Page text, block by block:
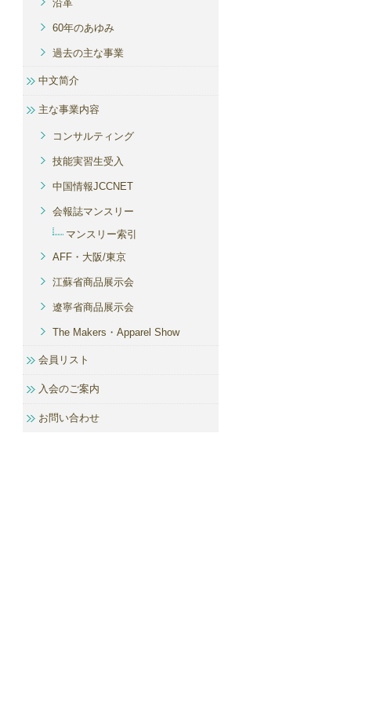
沿革
60年のあゆみ
過去の主な事業
中文简介
主な事業内容
コンサルティング
技能実習生受入
中国情報JCCNET
会報誌マンスリー
マンスリー索引
AFF・大阪/東京
江蘇省商品展示会
遼寧省商品展示会
The Makers・Apparel Show
会員リスト
入会のご案内
お問い合わせ